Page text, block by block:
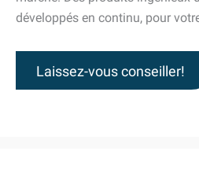
développés en continu, pour
Laissez-vous conseiller!